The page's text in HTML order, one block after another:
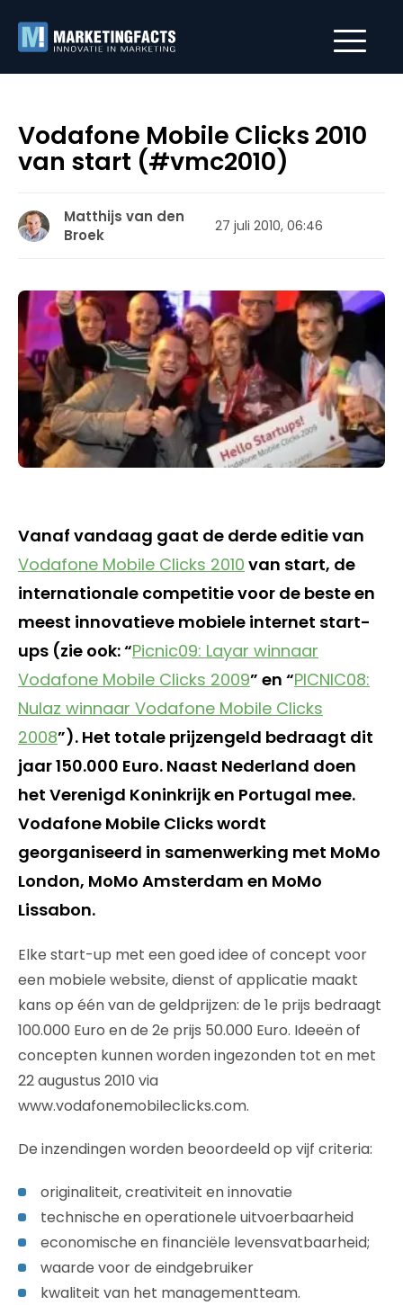
Vodafone Mobile Clicks 2010
van start (#vmc2010)
Matthijs van den
Broek
27 juli 2010, 06:46
Vanaf vandaag gaat de derde editie van
Vodafone Mobile Clicks 2010 van start, de
internationale competitie voor de beste en
meest innovatieve mobiele internet start-
ups (zie ook: “Picnic09: Layar winnaar
Vodafone Mobile Clicks 2009” en “PICNIC08:
Nulaz winnaar Vodafone Mobile Clicks
2008”). Het totale prijzengeld bedraagt dit
jaar 150.000 Euro. Naast Nederland doen
het Verenigd Koninkrijk en Portugal mee.
Vodafone Mobile Clicks wordt
georganiseerd in samenwerking met MoMo
London, MoMo Amsterdam en MoMo
Lissabon.
Elke start-up met een goed idee of concept voor
een mobiele website, dienst of applicatie maakt
kans op één van de geldprijzen: de 1e prijs bedraagt
100.000 Euro en de 2e prijs 50.000 Euro. Ideeën of
concepten kunnen worden ingezonden tot en met
22 augustus 2010 via
www.vodafonemobileclicks.com.
De inzendingen worden beoordeeld op vijf criteria:
originaliteit, creativiteit en innovatie
technische en operationele uitvoerbaarheid
economische en financiële levensvatbaarheid;
waarde voor de eindgebruiker
kwaliteit van het managementteam.